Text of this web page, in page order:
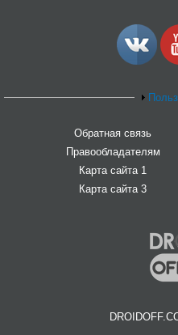
Обратная связь
Правообладателям
Карта сайта 1
Карта сайта 3